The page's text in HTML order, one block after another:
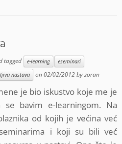
tagged e-learning
eseminari
nastava on02/02/2012byzoran
je bio iskustvo koje me je
bavim e-learningom. Na
od kojih je većina već
i koji su bili već